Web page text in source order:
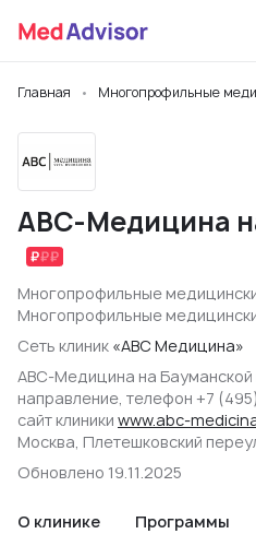
Главная Многопрофильные
ABC-Медицина
Многопрофильные
Многопрофильные
Сеть клиник «ABC Медицина»
ABC-Медицина на
направление, телефон +7
сайт клиники www.abc-
Москва, Плетешковский
Обновлено 19.11.2025
О клинике Программы